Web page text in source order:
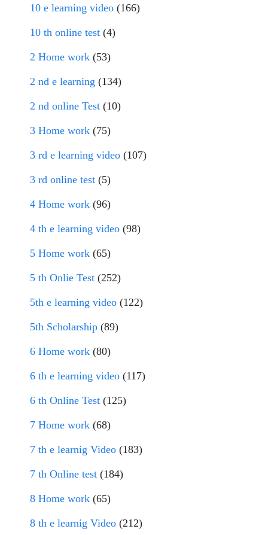
10 e learning video (166)
10 th online test (4)
2 Home work (53)
2 nd e learning (134)
2 nd online Test (10)
3 Home work (75)
3 rd e learning video (107)
3 rd online test (5)
4 Home work (96)
4 th e learning video (98)
5 Home work (65)
5 th Onlie Test (252)
5th e learning video (122)
5th Scholarship (89)
6 Home work (80)
6 th e learning video (117)
6 th Online Test (125)
7 Home work (68)
7 th e learnig Video (183)
7 th Online test (184)
8 Home work (65)
8 th e learnig Video (212)